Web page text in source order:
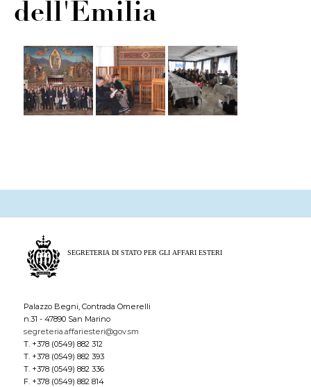
dell'Emilia
Palazzo Begni, Contrada Omerelli
n.31 - 47890 San Marino
segreteria.affariesteri@gov.sm
T. +378 (0549) 882 312
T. +378 (0549) 882 393
T. +378 (0549) 882 336
F. +378 (0549) 882 814